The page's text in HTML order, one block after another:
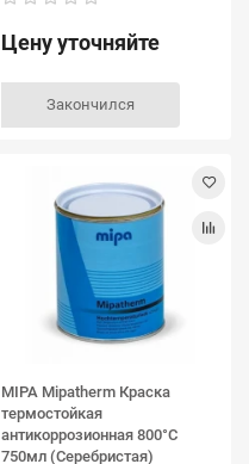
Цену уточняйте
Закончился
MIPA Mipatherm Краска
термостойкая
антикоррозионная 800°C
750мл (Серебристая)